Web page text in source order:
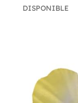
DISPONIBLE